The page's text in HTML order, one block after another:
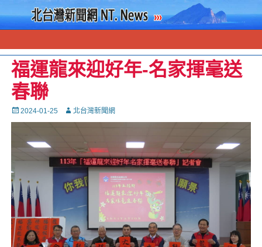
福運龍來迎好年-名家揮毫送
春聯
Posted
on
2024-01-25 Autor北台灣新聞網